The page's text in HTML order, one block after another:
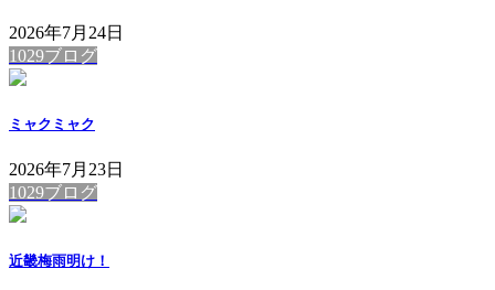
2026年7月24日
1029ブログ
ミャクミャク
2026年7月23日
1029ブログ
近畿梅雨明け！